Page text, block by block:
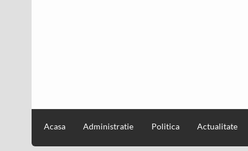
Acasa Administratie Politica Actualitate